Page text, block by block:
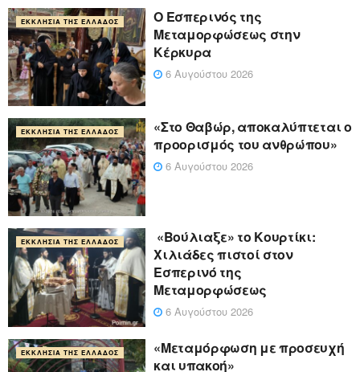
ΕΚΚΛΗΣΊΑ ΤΗΣ ΕΛΛΆΔΟΣ
Ο Εσπερινός της
Μεταμορφώσεως στην
Κέρκυρα
6 Αυγούστου 2026
ΕΚΚΛΗΣΊΑ ΤΗΣ ΕΛΛΆΔΟΣ
«Στο Θαβώρ, αποκαλύπτεται ο
προορισμός του ανθρώπου»
6 Αυγούστου 2026
ΕΚΚΛΗΣΊΑ ΤΗΣ ΕΛΛΆΔΟΣ
«Βούλιαξε» το Κουρτίκι:
Χιλιάδες πιστοί στον
Εσπερινό της
Μεταμορφώσεως
6 Αυγούστου 2026
ΕΚΚΛΗΣΊΑ ΤΗΣ ΕΛΛΆΔΟΣ
«Μεταμόρφωση με προσευχή
και υπακοή»